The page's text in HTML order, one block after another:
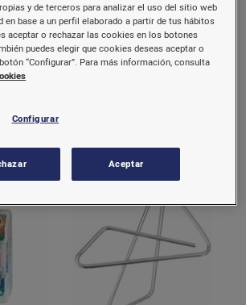
40mm
Arandelas adhesivas Plus
Office 200u
y de terceros para analizar el uso del sitio web
en base a un perfil elaborado a partir de tus hábitos
aceptar o rechazar las cookies en los botones
puedes elegir que cookies deseas aceptar o
“Configurar”. Para más información, consulta
Configurar
Aceptar